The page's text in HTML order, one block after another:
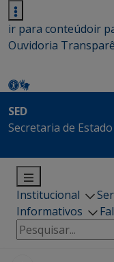
ir para conteúdoir
Ouvidoria
SED
Secretaria de
Institucional
Informativos
Pesquisar
por: